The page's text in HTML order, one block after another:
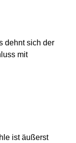
dehnt sich der
mit
ist äußerst